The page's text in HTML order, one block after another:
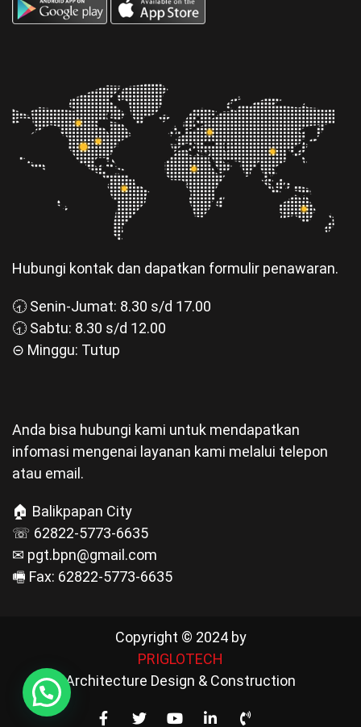
Hubungi kontak dan dapatkan formulir penawaran.
🕣 Senin-Jumat: 8.30 s/d 17.00
🕣 Sabtu: 8.30 s/d 12.00
⊝ Minggu: Tutup
Anda bisa hubungi kami untuk mendapatkan
infomasi mengenai layanan kami melalui telepon
atau email.
🏠 Balikpapan City
☏ 62822-5773-6635
✉ pgt.bpn@gmail.com
🖷 Fax: 62822-5773-6635
Copyright © 2024 by
PRIGLOTECH
Architecture Design & Construction